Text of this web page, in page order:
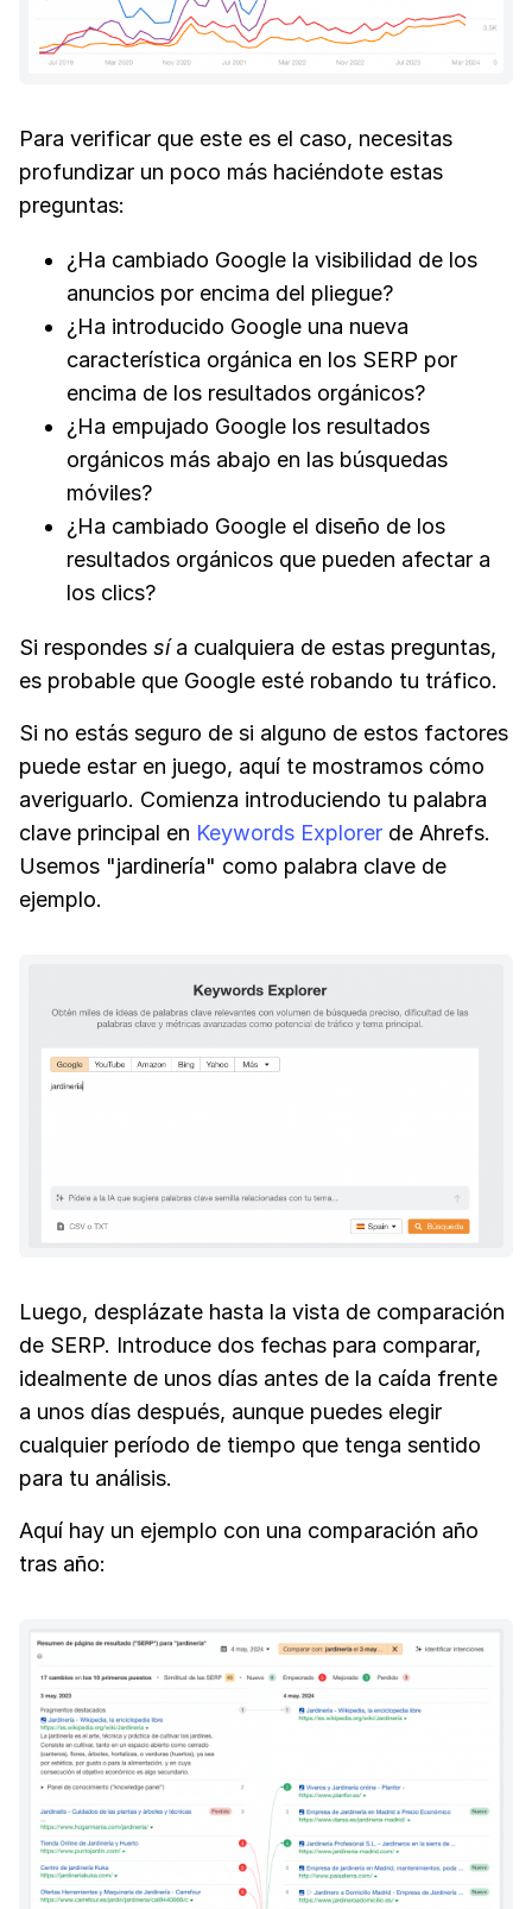
Para verificar que este es el caso, necesitas
profundizar un poco más haciéndote estas
preguntas:
¿Ha cambiado Google la visibilidad de los
anuncios por encima del pliegue?
¿Ha introducido Google una nueva
característica orgánica en los SERP por
encima de los resultados orgánicos?
¿Ha empujado Google los resultados
orgánicos más abajo en las búsquedas
móviles?
¿Ha cambiado Google el diseño de los
resultados orgánicos que pueden afectar a
los clics?
Si respondes sía cualquiera de estas preguntas,
es probable que Google esté robando tu tráfico.
Si no estás seguro de si alguno de estos factores
puede estar en juego, aquí te mostramos cómo
averiguarlo. Comienza introduciendo tu palabra
clave principal en Keywords Explorer de Ahrefs.
Usemos "jardinería" como palabra clave de
ejemplo.
Luego, desplázate hasta la vista de comparación
de SERP. Introduce dos fechas para comparar,
idealmente de unos días antes de la caída frente
a unos días después, aunque puedes elegir
cualquier período de tiempo que tenga sentido
para tu análisis.
Aquí hay un ejemplo con una comparación año
tras año: